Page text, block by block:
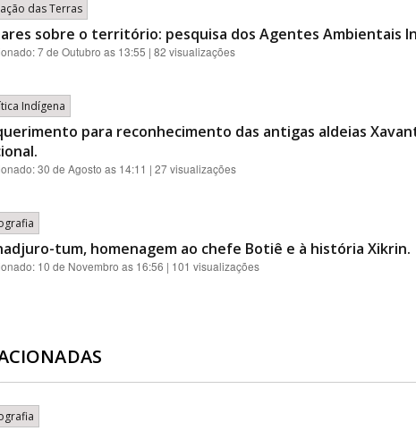
das Terras
sobre o território: pesquisa dos Agentes Ambientais
7 de Outubro as 13:55 | 82 visualizações
Indígena
para reconhecimento das antigas aldeias
30 de Agosto as 14:11 | 27 visualizações
tum, homenagem ao chefe Botiê e à história Xikrin.
10 de Novembro as 16:56 | 101 visualizações